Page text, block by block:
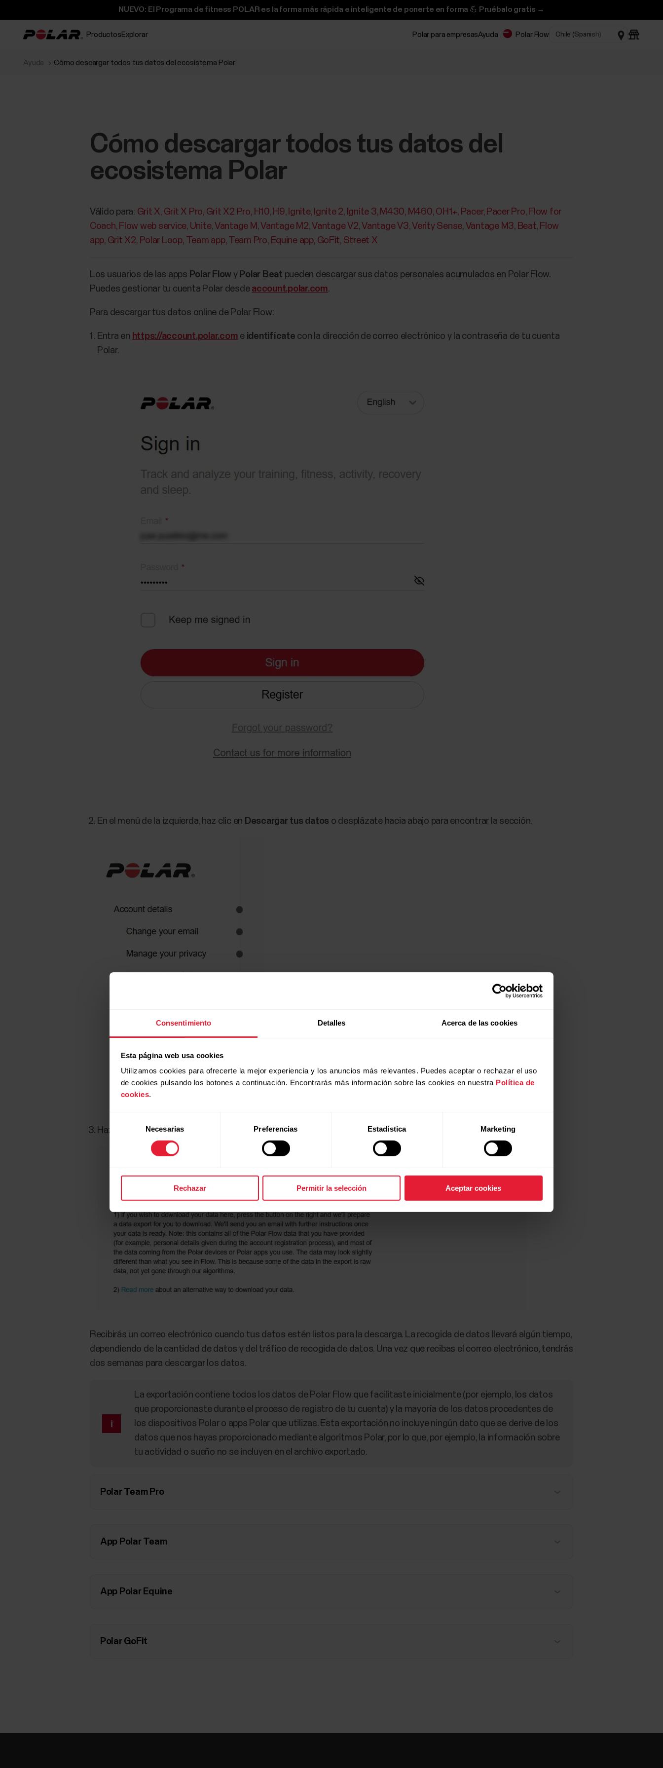
Consentimiento Detalles Acerca de las cookies
Esta página web usa cookies
Utilizamos cookies para ofrecerte la mejor experiencia y los anuncios más relevantes. Puedes aceptar o rechazar el uso
de cookies pulsando los botones a continuación. Encontrarás más información sobre las cookies en nuestra Política de
cookies.
de
consentimiento
Necesarias Preferencias Estadística Marketing
Rechazar Permitir la selección Aceptar cookies
NUEVO: El Programa de fitness POLAR es la forma más rápida e inteligente de ponerte en forma 💪 Pruébalo gratis →
Productos Explorar Polar para empresasAyuda Polar Flow
Ayuda Cómo descargar todos tus datos del ecosistema Polar
Cómo descargar todos tus datos del
ecosistema Polar
Válido para: Grit X Grit X Pro Grit X2 Pro H10 H9 Ignite Ignite 2 Ignite 3 M430 M460 OH1+ Pacer Pacer Pro Flow for
Coach Flow web service Unite Vantage M Vantage M2 Vantage V2 Vantage V3 Verity Sense Vantage M3 Beat Flow
app Grit X2 Polar Loop Team app Team Pro Equine app GoFit Street X
Los usuarios de las apps Polar Flow y Polar Beat pueden descargar sus datos personales acumulados en Polar Flow.
Puedes gestionar tu cuenta Polar desde account.polar.com.
Para descargar tus datos online de Polar Flow:
Entra en https://account.polar.com e identifícate con la dirección de correo electrónico y la contraseña de tu cuenta
Polar.
En el menú de la izquierda, haz clic en Descargar tus datos o desplázate hacia abajo para encontrar la sección.
Haz clic en el botónDescargar para iniciar la solicitud y comenzar el proceso de recogida de datos.
Recibirás un correo electrónico cuando tus datos estén listos para la descarga. La recogida de datos llevará algún tiempo,
dependiendo de la cantidad de datos y del tráfico de recogida de datos. Una vez que recibas el correo electrónico, tendrás
dos semanas para descargar los datos.
La exportación contiene todos los datos de Polar Flow que facilitaste inicialmente (por ejemplo, los datos
que proporcionaste durante el proceso de registro de tu cuenta) y la mayoría de los datos procedentes de
los dispositivos Polar o apps Polar que utilizas. Esta exportación no incluye ningún dato que se derive de los
datos que nos hayas proporcionado mediante algoritmos Polar, por lo que, por ejemplo, la información sobre
tu actividad o sueño no se incluyen en el archivo exportado.
Polar Team Pro
App Polar Team
App Polar Equine
Polar GoFit